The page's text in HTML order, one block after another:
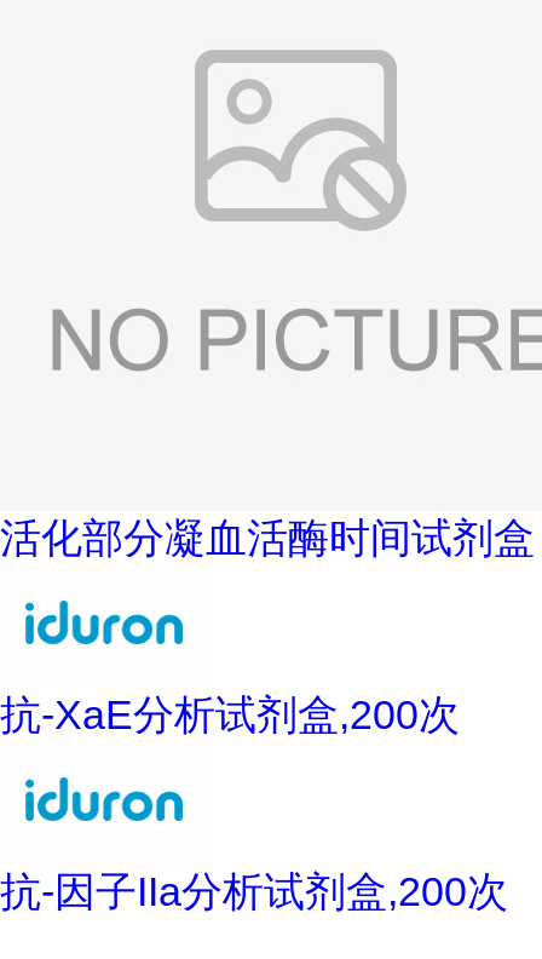
活化部分凝血活酶时间试剂盒
抗-XaE分析试剂盒,200次
抗-因子IIa分析试剂盒,200次